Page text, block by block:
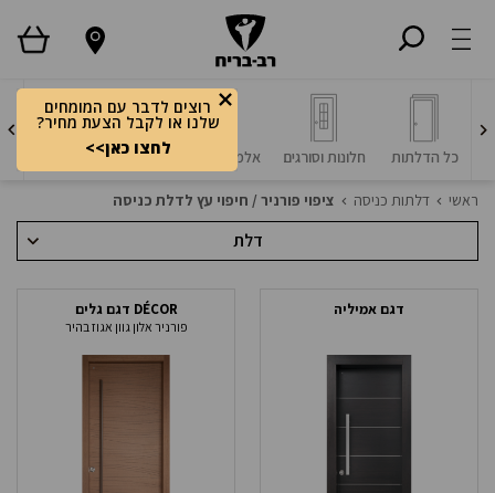
כל הדלתות חלונות וסורגים אלמנטים דקורטיביים חיפויי עץ/ פורניר
ציפוי פורניר / חיפוי עץ לדלת
ראשי דלתות כניסה ציפוי פורניר / חיפוי עץ לדלת כניסה
דלת
דגם אמיליה DÉCOR דגם גלים
פורניר אלון גוון אגוז בהיר
רוצים לדבר עם המומחים
שלנו או לקבל הצעת מחיר?
לחצו כאן>>